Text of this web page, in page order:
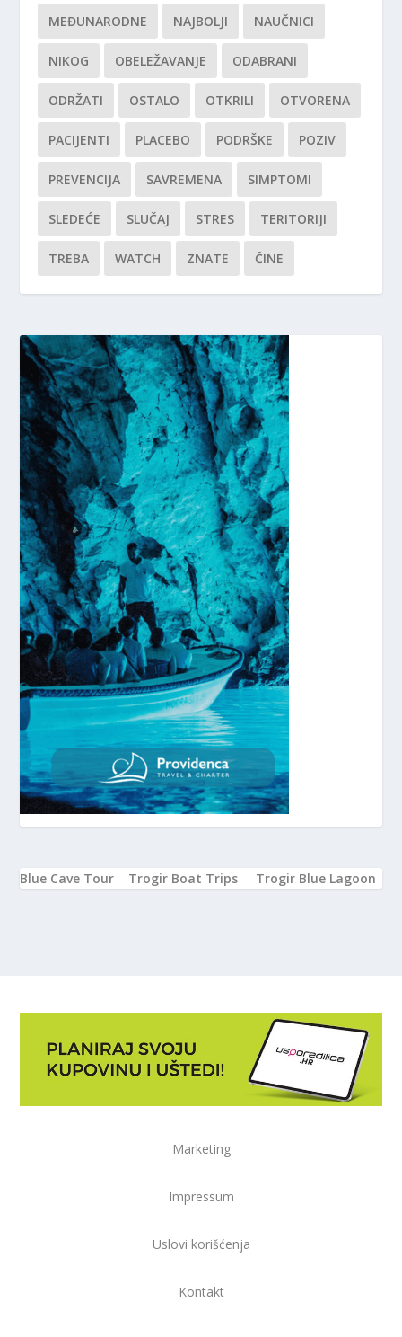
MEĐUNARODNE NAJBOLJI NAUČNICI
NIKOG OBELEŽAVANJE ODABRANI
ODRŽATI OSTALO OTKRILI OTVORENA
PACIJENTI PLACEBO PODRŠKE POZIV
PREVENCIJA SAVREMENA SIMPTOMI
SLEDEĆE SLUČAJ STRES TERITORIJI
TREBA WATCH ZNATE ČINE
Blue Cave Tour Trogir Boat Trips Trogir Blue Lagoon
Marketing
Impressum
Uslovi korišćenja
Kontakt